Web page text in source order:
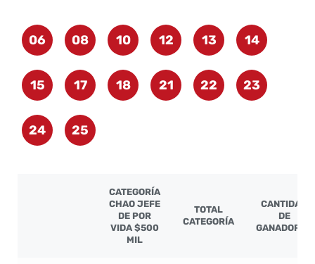
06 08 10 12 13 14
15 17 18 21 22 23
24 25
CATEGORÍA
CHAO JEFE
DE POR
VIDA $500
MIL
TOTAL
CATEGORÍA
CANTIDAD
DE
GANADORES